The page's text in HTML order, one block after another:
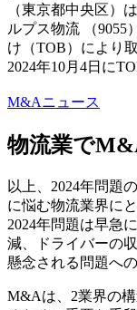
（東京都中央区）
ルプス物流 （9055
け（TOB）により
2024年10月4日に
M&Aニュース
物流業で
以上、2024年問題
に悩む物流業界に
2024年問題は早急
減、ドライバーの
懸念される問題へ
M&Aは、2業界の